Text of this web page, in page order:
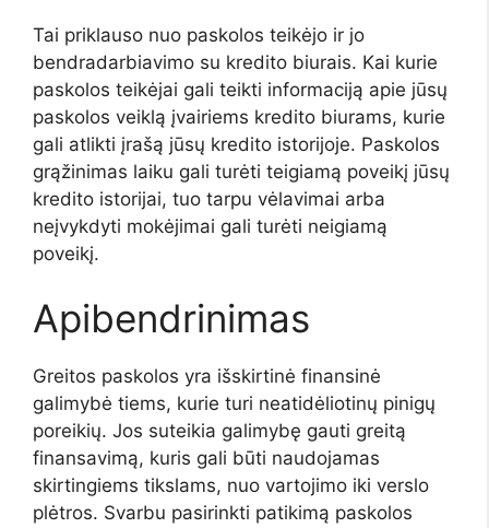
Tai priklauso nuo paskolos teikėjo ir jo
bendradarbiavimo su kredito biurais. Kai kurie
paskolos teikėjai gali teikti informaciją apie jūsų
paskolos veiklą įvairiems kredito biurams, kurie
gali atlikti įrašą jūsų kredito istorijoje. Paskolos
grąžinimas laiku gali turėti teigiamą poveikį jūsų
kredito istorijai, tuo tarpu vėlavimai arba
neįvykdyti mokėjimai gali turėti neigiamą
poveikį.
Apibendrinimas
Greitos paskolos yra išskirtinė finansinė
galimybė tiems, kurie turi neatidėliotinų pinigų
poreikių. Jos suteikia galimybę gauti greitą
finansavimą, kuris gali būti naudojamas
skirtingiems tikslams, nuo vartojimo iki verslo
plėtros. Svarbu pasirinkti patikimą paskolos